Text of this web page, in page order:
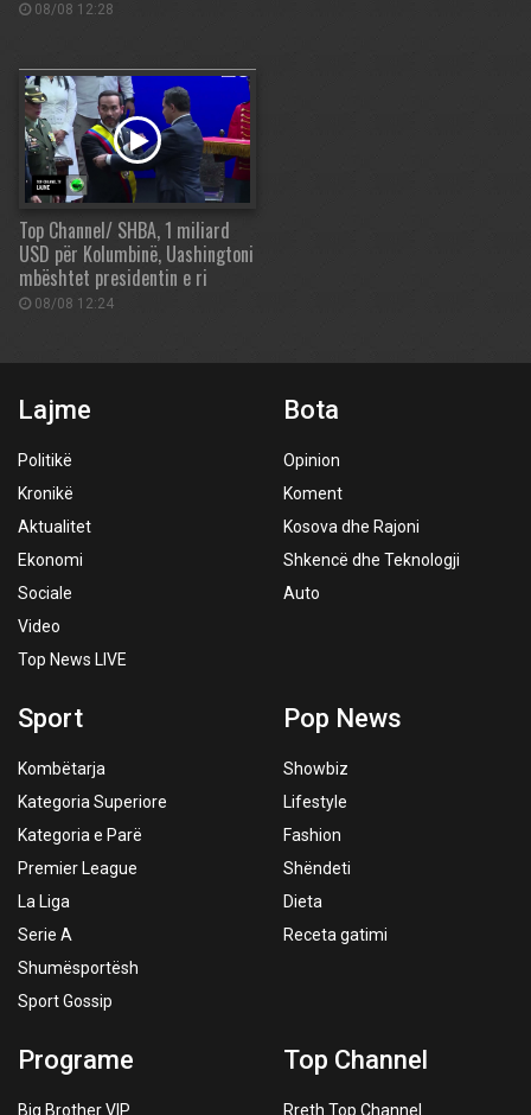
08/08 12:28
Top Channel/ SHBA, 1 miliard
USD për Kolumbinë, Uashingtoni
mbështet presidentin e ri
08/08 12:24
Lajme
Politikë
Kronikë
Aktualitet
Ekonomi
Sociale
Video
Top News LIVE
Bota
Opinion
Koment
Kosova dhe Rajoni
Shkencë dhe Teknologji
Auto
Sport
Kombëtarja
Kategoria Superiore
Kategoria e Parë
Premier League
La Liga
Serie A
Shumësportësh
Sport Gossip
Pop News
Showbiz
Lifestyle
Fashion
Shëndeti
Dieta
Receta gatimi
Programe
Big Brother VIP
Top Channel
Rreth Top Channel